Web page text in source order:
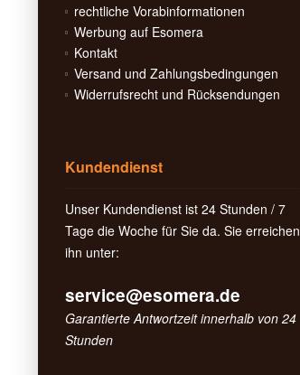
rechtliche Vorabinformationen
Werbung auf Esomera
Kontakt
Versand und Zahlungsbedingungen
Widerrufsrecht und Rücksendungen
Kundendienst
Unser Kundendienst ist 24 Stunden / 7
Tage die Woche für Sie da. Sie erreichen
ihn unter:
service@esomera.de
Garantierte Antwortzeit innerhalb von 24
Stunden